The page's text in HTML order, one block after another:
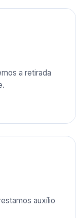
a retirada
auxílio